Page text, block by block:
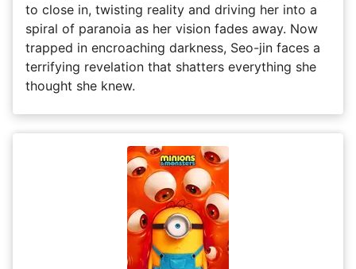
to close in, twisting reality and driving her into a
spiral of paranoia as her vision fades away. Now
trapped in encroaching darkness, Seo-jin faces a
terrifying revelation that shatters everything she
thought she knew.